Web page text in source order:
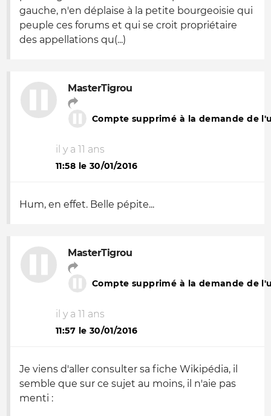
gauche, n'en déplaise à la petite bourgeoisie qui
peuple ces forums et qui se croit propriétaire
des appellations qu(...)
MasterTigrou
Compte supprimé à la demande de
il y a 11 ans
11:58 le 30/01/2016
Hum, en effet. Belle pépite...
MasterTigrou
Compte supprimé à la demande de
il y a 11 ans
11:57 le 30/01/2016
Je viens d'aller consulter sa fiche Wikipédia, il
semble que sur ce sujet au moins, il n'aie pas
menti :